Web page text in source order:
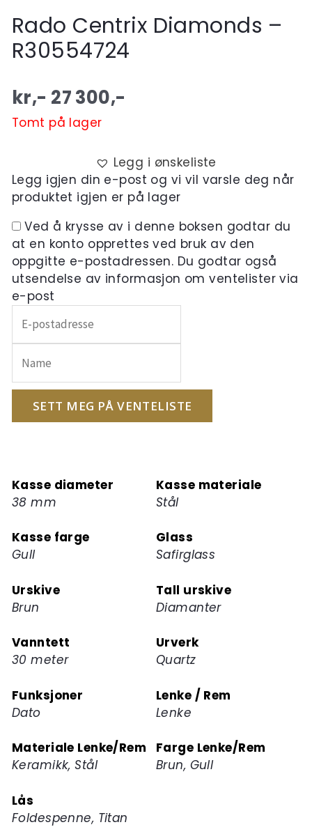
Rado Centrix Diamonds –
R30554724
kr,- 27 300,-
Tomt på lager
Legg i ønskeliste
Legg igjen din e-post og vi vil varsle deg når
produktet igjen er på lager
Ved å krysse av i denne boksen godtar du
at en konto opprettes ved bruk av den
oppgitte e-postadressen. Du godtar også
utsendelse av informasjon om ventelister via
e-post
inn
e-
postadressen
din
ventelisten
for
produktet
SETT MEG PÅ VENTELISTE
Kasse diameter
38 mm
Kasse materiale
Stål
Kasse farge
Gull
Glass
Safirglass
Urskive
Brun
Tall urskive
Diamanter
Vanntett
30 meter
Urverk
Quartz
Funksjoner
Dato
Lenke / Rem
Lenke
Materiale Lenke/Rem
Keramikk, Stål
Farge Lenke/Rem
Brun, Gull
Lås
Foldespenne, Titan